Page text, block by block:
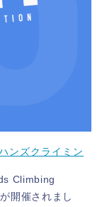
ズクライミン
Climbing
開催されまし